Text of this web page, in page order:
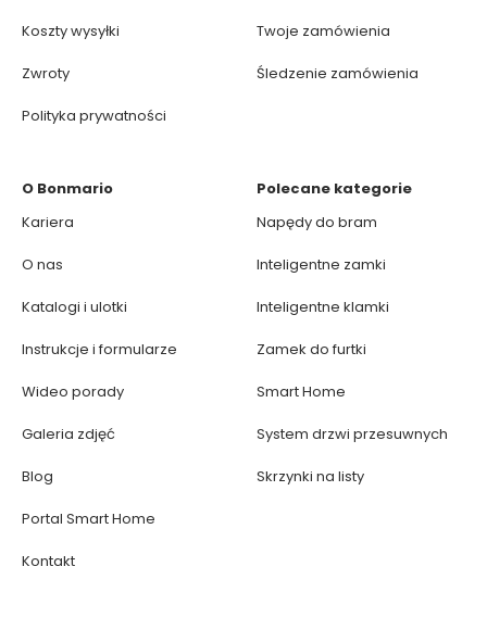
Koszty wysyłki
Zwroty
Polityka prywatności
Twoje zamówienia
Śledzenie zamówienia
O Bonmario
Kariera
O nas
Katalogi i ulotki
Instrukcje i formularze
Wideo porady
Galeria zdjęć
Blog
Portal Smart Home
Kontakt
Polecane kategorie
Napędy do bram
Inteligentne zamki
Inteligentne klamki
Zamek do furtki
Smart Home
System drzwi przesuwnych
Skrzynki na listy